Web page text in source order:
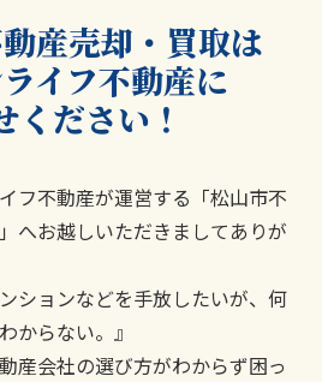
産売却・買取は
イフ不動産に
ください！
フ不動産が運営する「松山市不
へお越しいただきましてありが
ションなどを手放したいが、何
からない。』
産会社の選び方がわからず困っ